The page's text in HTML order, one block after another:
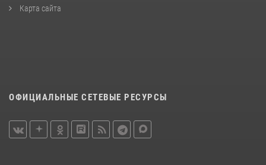
Карта сайта
ОФИЦИАЛЬНЫЕ СЕТЕВЫЕ РЕСУРСЫ